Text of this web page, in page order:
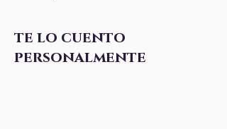
te lo cuento
personalmente